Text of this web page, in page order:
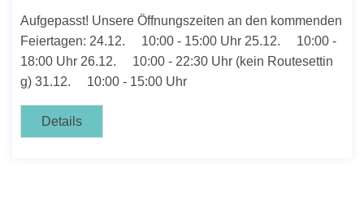
Aufgepasst! Unsere Öffnungszeiten an den kommenden
Feiertagen: 24.12. 10:00 - 15:00 Uhr 25.12. 10:00 -
18:00 Uhr 26.12. 10:00 - 22:30 Uhr (kein Routesettin
g) 31.12. 10:00 - 15:00 Uhr
Details